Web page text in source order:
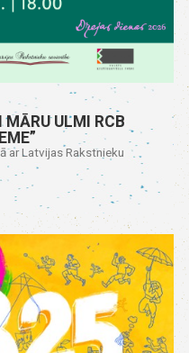
ULMI RCB
ar Latvijas Rakstnieku